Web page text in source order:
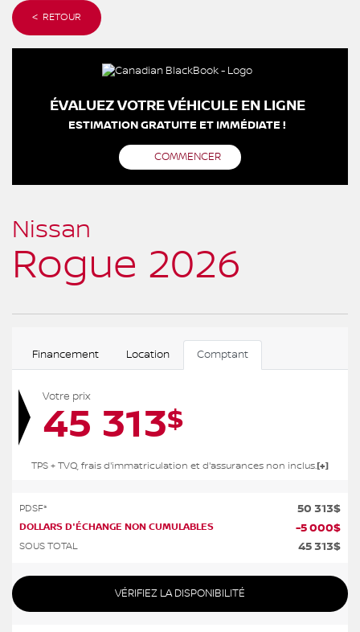
< RETOUR
ÉVALUEZ VOTRE VÉHICULE EN LIGNE
ESTIMATION GRATUITE ET IMMÉDIATE !
COMMENCER
Nissan
Rogue 2026
Financement Location Comptant
Votre prix
45 313$
TPS + TVQ, frais d'immatriculation et d'assurances non inclus.
PDSF* 50 313$
DOLLARS D'ÉCHANGE NON CUMULABLES -5 000$
SOUS TOTAL 45 313$
VÉRIFIEZ LA DISPONIBILITÉ